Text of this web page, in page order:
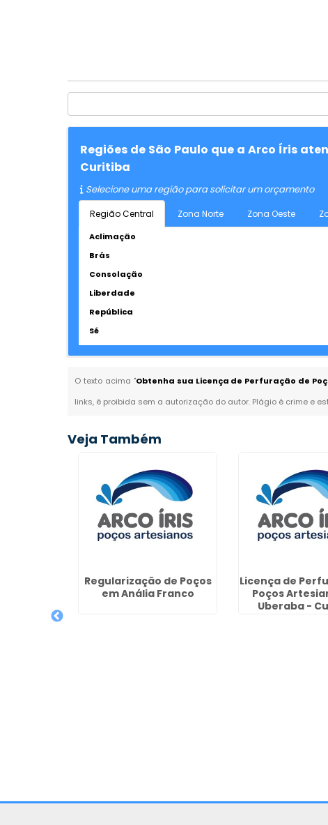
Regiões de São Paulo que a Arco Íris
Curitiba
Selecione uma região para solicitar um orçamento
Região Central Zona Norte Zona Oeste
Aclimação
Brás
Consolação
Liberdade
República
Sé
O texto acima "Obtenha sua Licença de Perfuração de
links, é proibida sem a autorização do autor. Plágio é crime e
Veja Também
Regularização de Poços
em Anália Franco
Licença de
Poços
Uberaba -